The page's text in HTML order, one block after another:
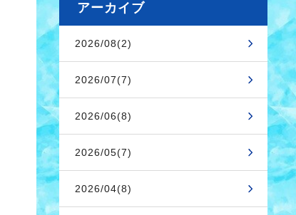
アーカイブ
2026/08(2)
2026/07(7)
2026/06(8)
2026/05(7)
2026/04(8)